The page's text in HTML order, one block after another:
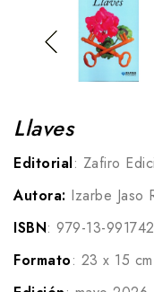
Llaves
Editorial: Zafiro
Autora: Izarbe Jaso
ISBN: 979-13-
Formato: 23 x 15